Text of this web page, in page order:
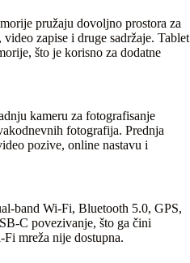
pružaju dovoljno prostora za
zapise i druge sadržaje. Tablet
što je korisno za dodatne
kameru za fotografisanje
fotografija. Prednja
pozive, online nastavu i
band Wi-Fi, Bluetooth 5.0, GPS,
C povezivanje, što ga čini
mreža nije dostupna.